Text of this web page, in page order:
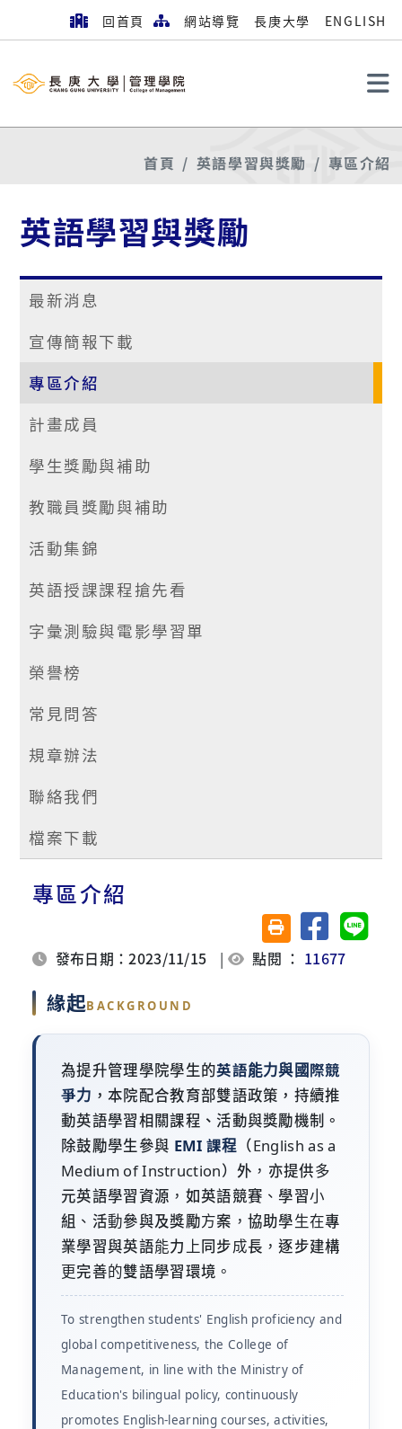
回首頁 網站導覽 長庚大學 ENGLISH
首頁 英語學習與獎勵 專區介紹
英語學習與獎勵
最新消息
宣傳簡報下載
專區介紹
計畫成員
學生獎勵與補助
教職員獎勵與補助
活動集錦
英語授課課程搶先看
字彙測驗與電影學習單
榮譽榜
常見問答
規章辦法
聯絡我們
檔案下載
專區介紹
友善列印(另開視窗)
分享至臉書分享
發布日期：2023/11/15 | 點閱 ： 11677
緣起BACKGROUND
為提升管理學院學生的英語能力與國際競
爭力 ，本院配合教育部雙語政策，持續推
動英語學習相關課程、活動與獎勵機制。
除鼓勵學生參與 EMI 課程 （English as a
Medium of Instruction）外，亦提供多
元英語學習資源，如英語競賽、學習小
組、活動參與及獎勵方案，協助學生在專
業學習與英語能力上同步成長，逐步建構
更完善的雙語學習環境。
To strengthen students' English proficiency and
global competitiveness, the College of
Management, in line with the Ministry of
Education's bilingual policy, continuously
promotes English-learning courses, activities,